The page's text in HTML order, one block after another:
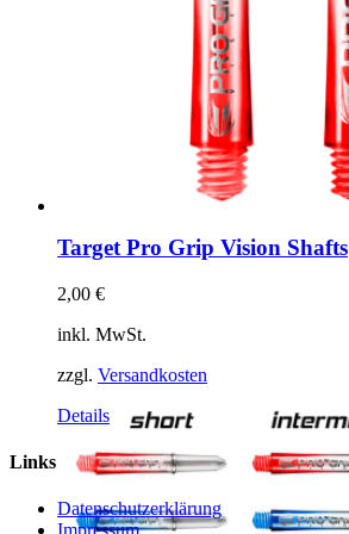
Target Pro Grip Vision Shafts
2,00 €
inkl. MwSt.
zzgl. Versandkosten
Dieses
weist
mehrere
Varianten
auf.
Details
Links
Datenschutzerklärung